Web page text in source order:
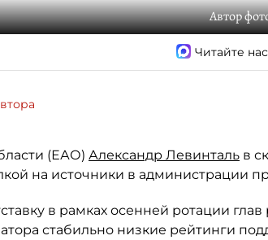
Автор
Читайте
(ЕАО) Александр Левинталь в
на источники в администрации
в рамках осенней ротации
стабильно низкие рейтинги